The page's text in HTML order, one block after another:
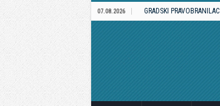
07.08.2026 GRADSKI PRAVOBRANILAC